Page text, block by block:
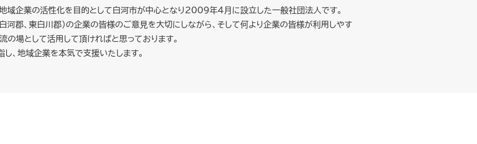
地域企業の活性化を目的として白河市が中心となり2009年4月に設立した一般社団法人です。
河郡、東白川郡）の企業の皆様のご意見を大切にしながら、そして何より企業の皆様が利用しやす
の場として活用して頂ければと思っております。
、地域企業を本気で支援いたします。